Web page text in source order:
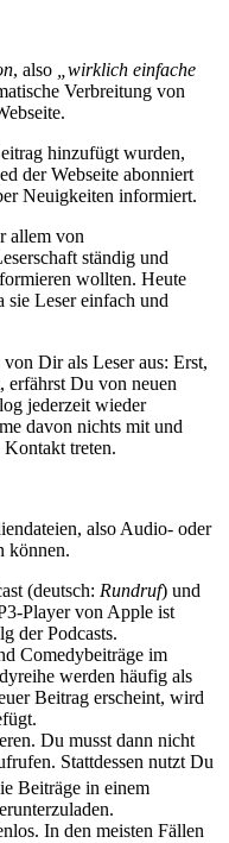
, also
„wirklich einfache
Verbreitung von
hinzufügt wurden,
der Webseite abonniert
Neuigkeiten informiert.
allem von
ständig und
wollten. Heute
sie Leser einfach und
Dir als Leser aus: Erst,
erfährst Du von neuen
jederzeit wieder
davon nichts mit und
treten.
also Audio- oder
können.
(deutsch: Rundruf) und
Player von Apple ist
der Podcasts.
Comedybeiträge im
werden häufig als
Beitrag erscheint, wird
Du musst dann nicht
Stattdessen nutzt Du
Beiträge in einem
In den meisten Fällen